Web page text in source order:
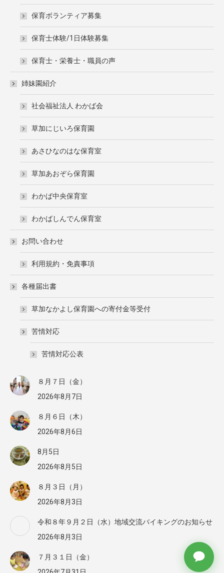
保育ボランティア募集
保育士体験/1日体験募集
保育士・栄養士・職員の声
姉妹園紹介
社会福祉法人 わかば会
草加にじいろ保育園
あさひなのはな保育室
草加あおぞら保育園
わかば中央保育室
わかばしんでん保育室
お問い合わせ
利用規約・免責事項
各種届出書
草加なかよし保育園への寄付金等受付
苦情対応
苦情対応公表
８月７日（金）
2026年8月7日
８月６日（木）
2026年8月6日
8月5日
2026年8月5日
８月３日（月）
2026年8月3日
令和８年９月２日（水）地域交流バイキングのお知らせ
2026年8月3日
７月３１日（金）